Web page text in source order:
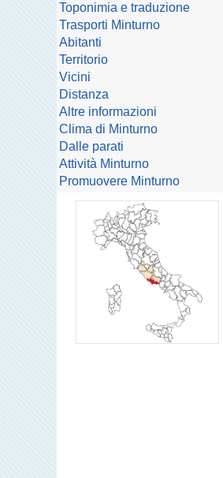
Toponimia e traduzione
Trasporti Minturno
Abitanti
Territorio
Vicini
Distanza
Altre informazioni
Clima di Minturno
Dalle parati
Attività Minturno
Promuovere Minturno